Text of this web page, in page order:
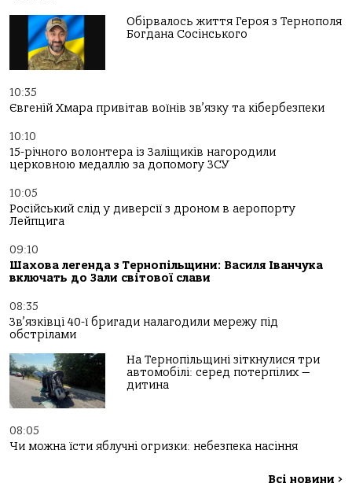
Обірвалось життя Героя з Тернополя
Богдана Сосінського
10:35
Євгеній Хмара привітав воїнів зв’язку та кібербезпеки
10:10
15-річного волонтера із Заліщиків нагородили
церковною медаллю за допомогу ЗСУ
10:05
Російський слід у диверсії з дроном в аеропорту
Лейпцига
09:10
Шахова легенда з Тернопільщини: Василя Іванчука
включать до Зали світової слави
08:35
Зв’язківці 40-ї бригади налагодили мережу під
обстрілами
На Тернопільщині зіткнулися три
автомобілі: серед потерпілих —
дитина
08:05
Чи можна їсти яблучні огризки: небезпека насіння
Всі новини >